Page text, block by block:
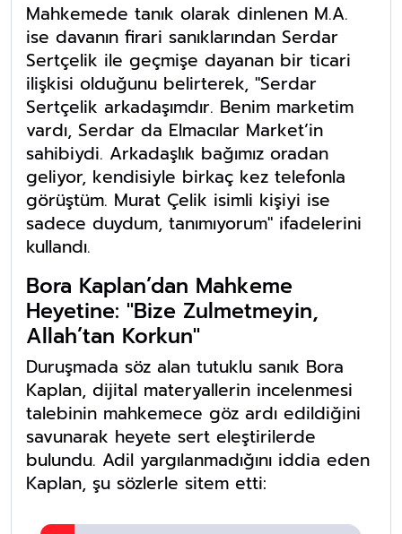
Mahkemede tanık olarak dinlenen M.A.
ise davanın firari sanıklarından Serdar
Sertçelik ile geçmişe dayanan bir ticari
ilişkisi olduğunu belirterek, "Serdar
Sertçelik arkadaşımdır. Benim marketim
vardı, Serdar da Elmacılar Market’in
sahibiydi. Arkadaşlık bağımız oradan
geliyor, kendisiyle birkaç kez telefonla
görüştüm. Murat Çelik isimli kişiyi ise
sadece duydum, tanımıyorum" ifadelerini
kullandı.
Bora Kaplan’dan Mahkeme
Heyetine: "Bize Zulmetmeyin,
Allah’tan Korkun"
Duruşmada söz alan tutuklu sanık Bora
Kaplan, dijital materyallerin incelenmesi
talebinin mahkemece göz ardı edildiğini
savunarak heyete sert eleştirilerde
bulundu. Adil yargılanmadığını iddia eden
Kaplan, şu sözlerle sitem etti: